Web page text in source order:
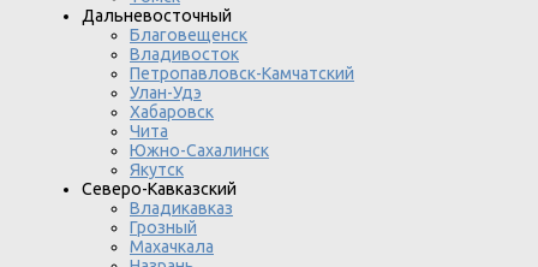
Дальневосточный
Благовещенск
Владивосток
Петропавловск-Камчатский
Улан-Удэ
Хабаровск
Чита
Южно-Сахалинск
Якутск
Северо-Кавказский
Владикавказ
Грозный
Махачкала